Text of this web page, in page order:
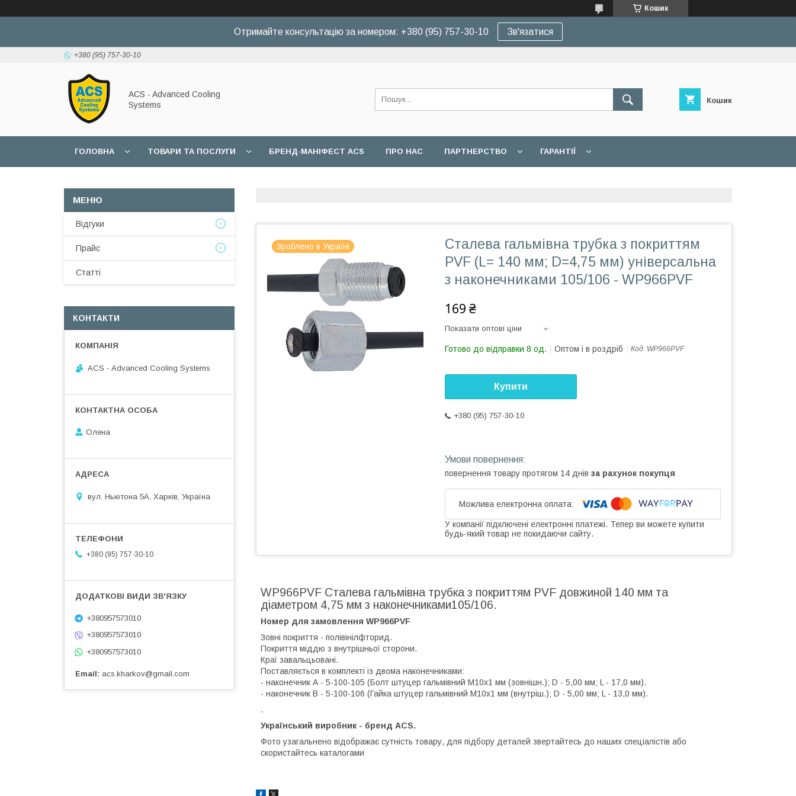
Кошик
Отримайте консультацію за номером: +380 (95) 757-30-10 Зв'язатися
+380 (95) 757-30-10
ACS - Advanced Cooling
Systems
Кошик
ГОЛОВНА ТОВАРИ ТА ПОСЛУГИ БРЕНД-МАНІФЕСТ ACS ПРО НАС ПАРТНЕРСТВО ГАРАНТІЇ
Зроблено в Україні
Сталева гальмівна трубка з покриттям
PVF (L= 140 мм; D=4,75 мм) універсальна
з наконечниками 105/106 - WP966PVF
169 ₴
Показати оптові ціни
Готово до відправки 8 од. Оптом і в роздріб Код: WP966PVF
Купити
+380 (95) 757-30-10
повернення товару протягом 14 днів за рахунок покупця
У компанії підключені електронні платежі. Тепер ви можете купити
будь-який товар не покидаючи сайту.
WP966PVF Сталева гальмівна трубка з покриттям PVF довжиной 140 мм та
діаметром 4,75 мм з наконечниками105/106.
Номер для замовлення WP966PVF
Зовні покриття - полівінілфторид.
Покриття міддю з внутрішньої сторони.
Краї завальцьовані.
Поставляється в комплекті із двома наконечниками:
- наконечник А - 5-100-105 (Болт штуцер гальмівний М10х1 мм (зовнішн.); D - 5,00 мм; L - 17,0 мм).
- наконечник В - 5-100-106 (Гайка штуцер гальмівний М10х1 мм (внутріш.); D - 5,00 мм; L - 13,0 мм).
.
Український виробник - бренд ACS.
Фото узагальнено відображає сутність товару, для підбору деталей звертайтесь до наших спеціалістів або
скористайтесь каталогами
Відгуки
Прайс
Статті
КОНТАКТИ
ACS - Advanced Cooling Systems
Олена
вул. Ньютона 5А, Харків, Україна
+380 (95) 757-30-10
+380957573010
+380957573010
+380957573010
Email acs.kharkov@gmail.com